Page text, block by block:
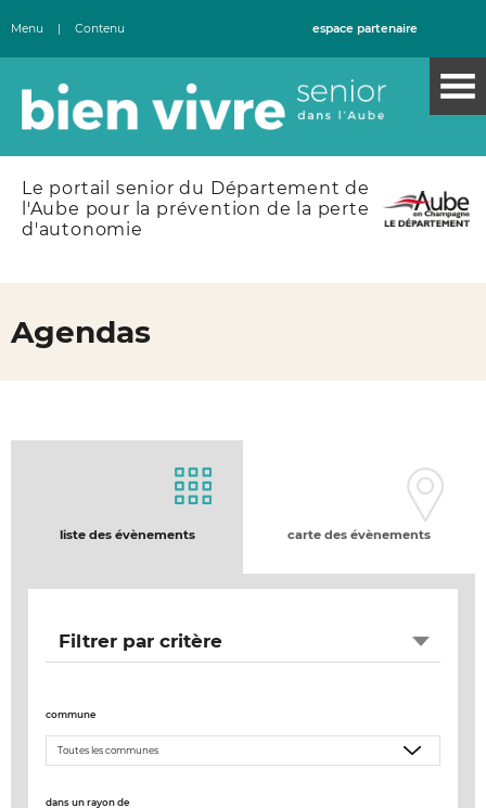
Menu | Contenu espace partenaire
Le portail senior du Département de
l'Aube pour la prévention de la perte
d'autonomie
Agendas
liste des évènements carte des évènements
Filtrer par critère
commune
dans un rayon de